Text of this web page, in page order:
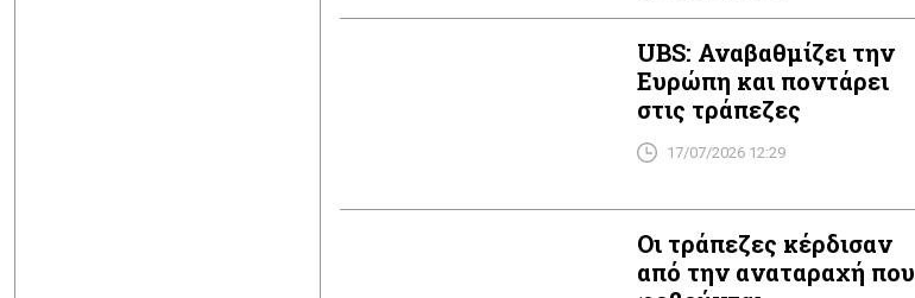
UBS: Αναβαθμίζει την
Ευρώπη και ποντάρει
στις τράπεζες
17/07/2026 12:29
Οι τράπεζες κέρδισαν
από την αναταραχή που